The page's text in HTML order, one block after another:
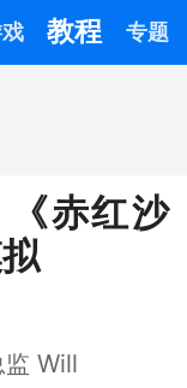
教程 专题
赤红沙
Will